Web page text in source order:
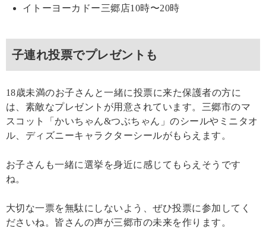
イトーヨーカドー三郷店10時〜20時
子連れ投票でプレゼントも
18歳未満のお子さんと一緒に投票に来た保護者の方に
は、素敵なプレゼントが用意されています。三郷市のマ
スコット「かいちゃん&つぶちゃん」のシールやミニタオ
ル、ディズニーキャラクターシールがもらえます。
お子さんも一緒に選挙を身近に感じてもらえそうです
ね。
大切な一票を無駄にしないよう、ぜひ投票に参加してく
ださいね。皆さんの声が三郷市の未来を作ります。